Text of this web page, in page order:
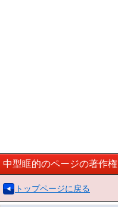
中型眶的のページの著作権
トップページに戻る